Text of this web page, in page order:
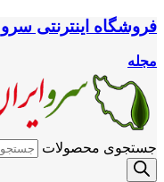
فروشگاه اینترنتی سرو
مجله
جستجوی محصولات